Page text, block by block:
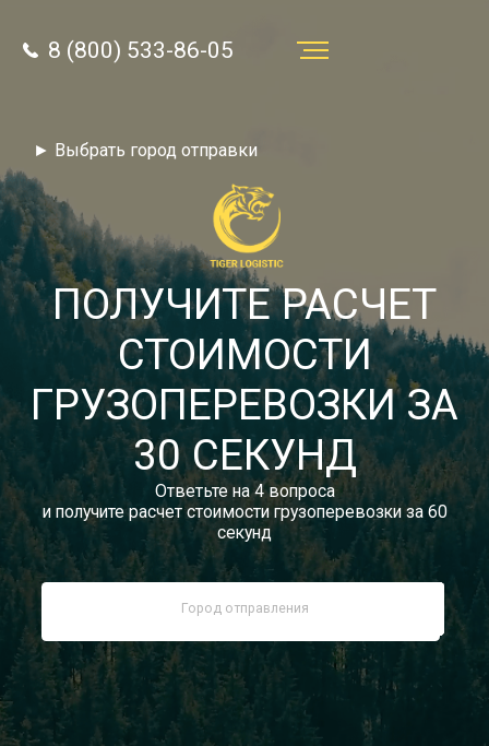
8 (800) 533-86-05
Звонок по России бесплатный
autotransport24@yandex.ru
Заказать звонок
Тарифы
Отзывы
Статьи
Новости
Документы
Контакты
► Выбрать город отправки
8 (800) 533-86-05
ПОЛУЧИТЕ РАСЧЕТ
СТОИМОСТИ
ГРУЗОПЕРЕВОЗКИ ЗА
30 СЕКУНД
Ответьте на 4 вопроса
и получите расчет стоимости грузоперевозки за 60
секунд